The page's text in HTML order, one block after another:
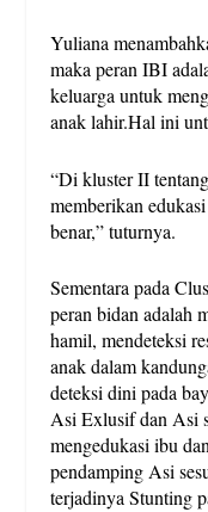
Yuliana
maka peran IBI
keluarga untuk
anak lahir.Hal ini
“Di kluster II
memberikan
benar,” tuturnya.
Sementara pada
peran bidan adalah
hamil, mendeteksi
anak dalam
deteksi dini pada
Asi Exlusif dan Asi
mengedukasi ibu
pendamping Asi
terjadinya Stunting